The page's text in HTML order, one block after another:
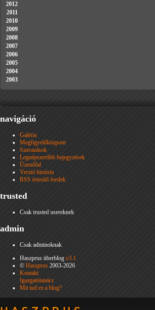
2012
2011
2010
2009
2008
2007
2006
2005
2004
2003
navigáció
Galéria
Megfigyelőközpont
Szavazások
Legnépszerűbb bejegyzések
Üzenőfal
Verzió história
RSS értesítő feedek
trusted
Csak trusted usereknek
admin
Csak adminoknak
Haszprus überblog v3.1
© Haszprus 2003-2026
Kontakt
Igazgatótanács
Mit tud ez a blog?